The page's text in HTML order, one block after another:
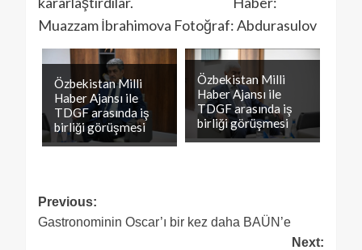
Muazzam İbrahimova Fotoğraf: Abdurasulov
Özbekistan Milli
Haber Ajansı ile
TDGF arasında iş
birliği görüşmesi
Özbekistan Milli
Haber Ajansı ile
TDGF arasında iş
birliği görüşmesi
Previous:
Gastronominin Oscar’ı bir kez daha BAÜN’e
Next: